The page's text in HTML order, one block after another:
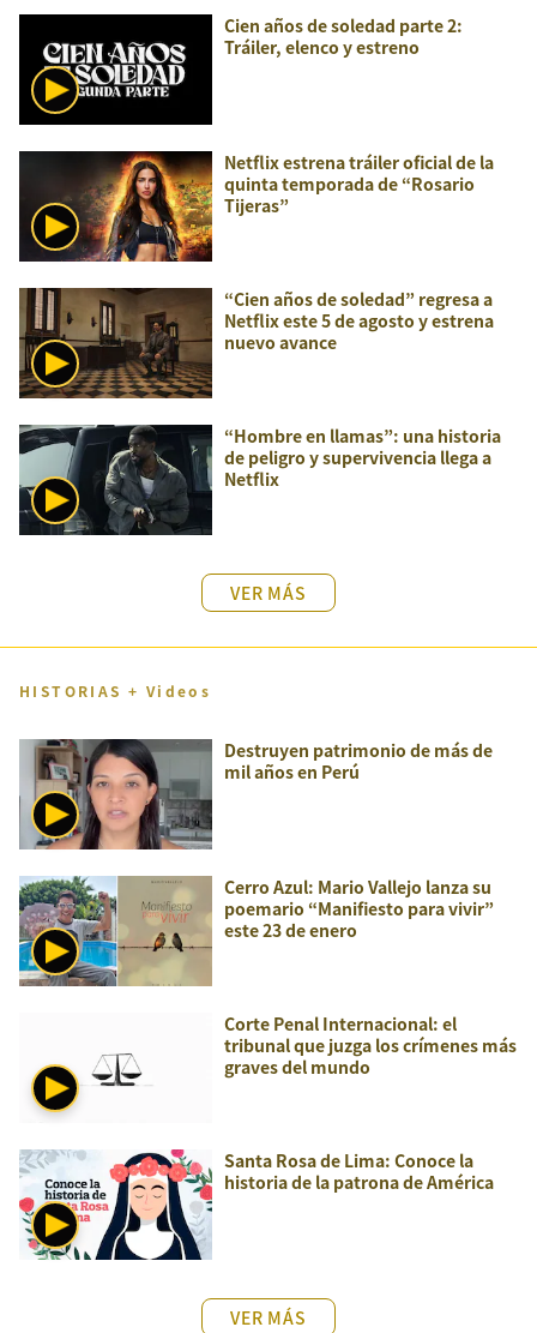
Cien años de soledad parte 2:
Tráiler, elenco y estreno
Netflix estrena tráiler oficial de la
quinta temporada de “Rosario
Tijeras”
“Cien años de soledad” regresa a
Netflix este 5 de agosto y estrena
nuevo avance
“Hombre en llamas”: una historia
de peligro y supervivencia llega a
Netflix
VER MÁS
HISTORIAS + Videos
Destruyen patrimonio de más de
mil años en Perú
Cerro Azul: Mario Vallejo lanza su
poemario “Manifiesto para vivir”
este 23 de enero
Corte Penal Internacional: el
tribunal que juzga los crímenes más
graves del mundo
Santa Rosa de Lima: Conoce la
historia de la patrona de América
VER MÁS